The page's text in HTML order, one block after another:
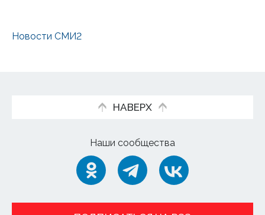
Новости СМИ2
НАВЕРХ
Наши сообщества